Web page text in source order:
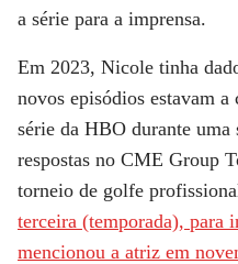
a série para a imprensa.
Em 2023, Nicole tinha
novos episódios estavam
série da HBO durante uma
respostas no CME Group
torneio de golfe
terceira (temporada), para
mencionou a atriz em